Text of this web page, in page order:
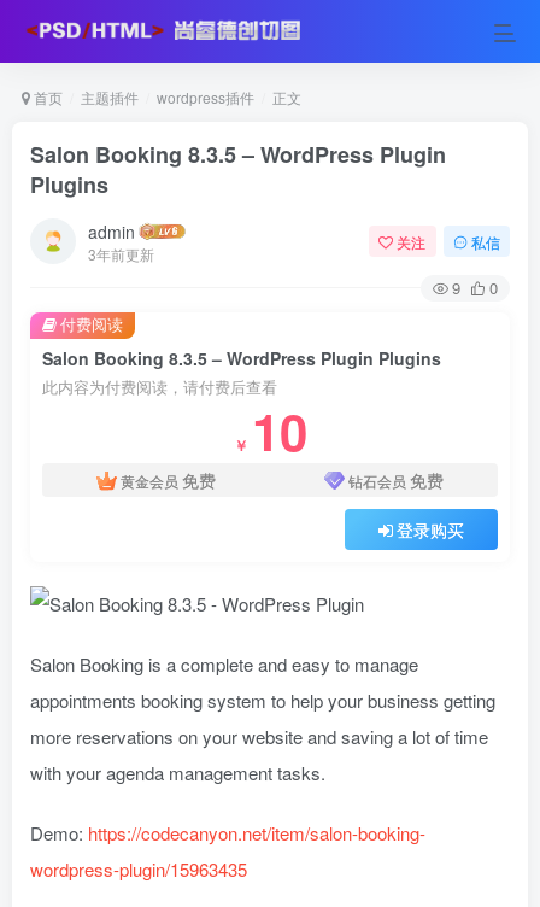
首页 主题插件 wordpress插件 正文
Salon Booking 8.3.5 – WordPress Plugin
Plugins
admin
3年前更新
关注 私信
9 0
Salon Booking 8.3.5 – WordPress Plugin Plugins
此内容为付费阅读，请付费后查看
￥ 10
黄金会员 免费 钻石会员 免费
登录购买
付费阅读
Salon Booking is a complete and easy to manage
appointments booking system to help your business getting
more reservations on your website and saving a lot of time
with your agenda management tasks.
Demo: https://codecanyon.net/item/salon-booking-
wordpress-plugin/15963435